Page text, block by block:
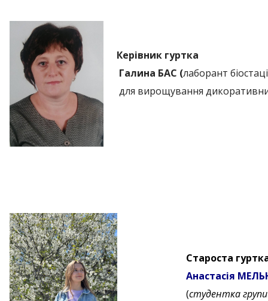
Керівник гуртка
Галина БАС (лаборант
для вирощування
Староста
Анастасія
(студентка